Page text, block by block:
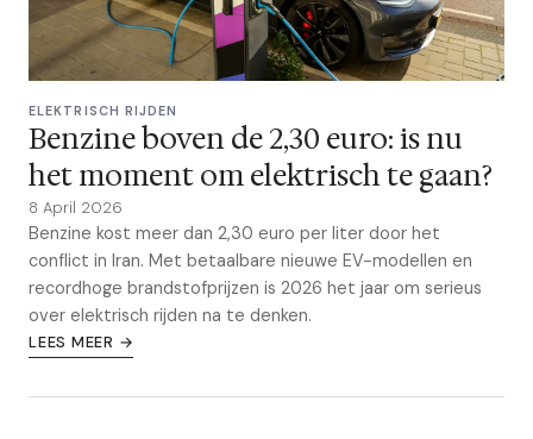
ELEKTRISCH RIJDEN
Benzine boven de 2,30 euro: is nu
het moment om elektrisch te gaan?
8 April 2026
Benzine kost meer dan 2,30 euro per liter door het
conflict in Iran. Met betaalbare nieuwe EV-modellen en
recordhoge brandstofprijzen is 2026 het jaar om serieus
over elektrisch rijden na te denken.
LEES MEER →